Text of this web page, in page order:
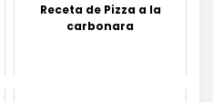
Receta de Pizza a la
carbonara